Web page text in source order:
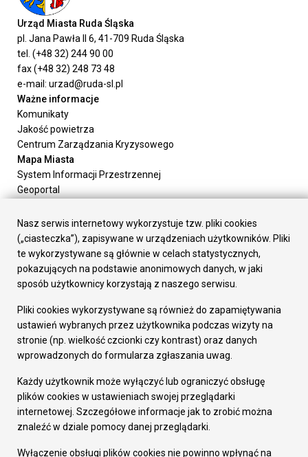
Urząd Miasta Ruda Śląska
pl. Jana Pawła II 6, 41-709 Ruda Śląska
tel. (+48 32) 244 90 00
fax (+48 32) 248 73 48
e-mail: urzad@ruda-sl.pl
Ważne informacje
Komunikaty
Jakość powietrza
Centrum Zarządzania Kryzysowego
Mapa Miasta
System Informacji Przestrzennej
Geoportal
Załatw sprawę
Prezydent Miasta
Rada Miasta
Wydziały
Elektroniczna Skrzynka Podawcza
Gospodarka
Fundusze europejskie
Środki krajowe
Oferty inwestycyjne
Pozostałe
Deklaracja dostępności
Dane osobowe
Dodaj opinię o witrynie
Nasz serwis internetowy wykorzystuje tzw. pliki cookies
(„ciasteczka”), zapisywane w urządzeniach użytkowników. Pliki
te wykorzystywane są głównie w celach statystycznych,
pokazujących na podstawie anonimowych danych, w jaki
sposób użytkownicy korzystają z naszego serwisu.
Pliki cookies wykorzystywane są również do zapamiętywania
ustawień wybranych przez użytkownika podczas wizyty na
stronie (np. wielkość czcionki czy kontrast) oraz danych
wprowadzonych do formularza zgłaszania uwag.
Każdy użytkownik może wyłączyć lub ograniczyć obsługę
plików cookies w ustawieniach swojej przeglądarki
internetowej. Szczegółowe informacje jak to zrobić można
znaleźć w dziale pomocy danej przeglądarki.
Wyłączenie obsługi plików cookies nie powinno wpłynąć na